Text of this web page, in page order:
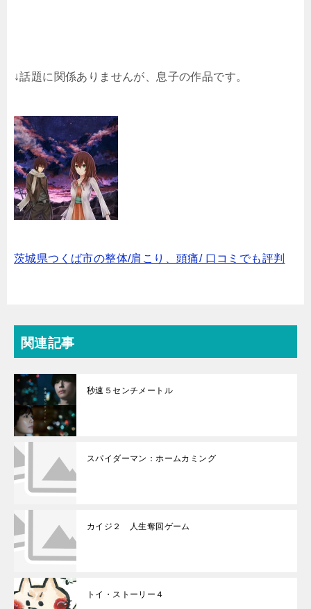
↓話題に関係ありませんが、息子の作品です。
茨城県つくば市の整体/肩こり、頭痛/ 口コミでも評判
関連記事
秒速５センチメートル
スパイダーマン：ホームカミング
カイジ２ 人生奪回ゲーム
トイ・ストーリー４